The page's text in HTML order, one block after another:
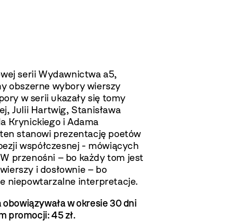
serii Wydawnictwa a5,
obszerne wybory wierszy
w serii ukazały się tomy
Julii Hartwig, Stanisława
Krynickiego i Adama
stanowi prezentację poetów
współczesnej - mówiących
przenośni – bo każdy tom jest
i dosłownie – bo
niepowtarzalne interpretacje.
w okresie 30 dni
promocji: 45 zł.